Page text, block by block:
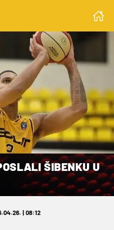
ŠIBENKU U
| 08:12